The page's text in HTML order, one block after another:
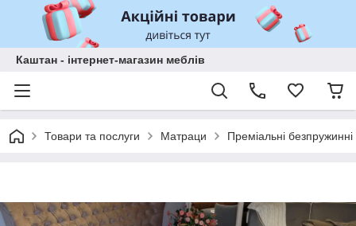
Каштан - інтернет-магазин меблів
Товари та послуги Матраци Преміальні